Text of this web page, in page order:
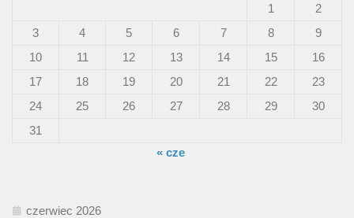
1
2
3
4 5 6 7 8
9
10
11 12 13 14 15
16
17
18 19 20 21 22
23
24
25 26 27 28 29
30
31
« cze
czerwiec 2026